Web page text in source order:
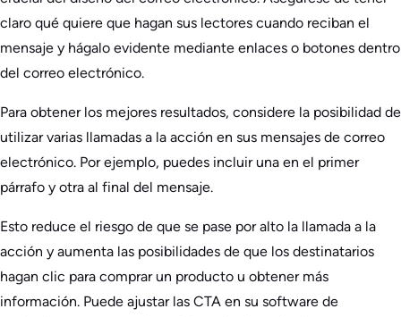
claro qué quiere que hagan sus lectores cuando reciban el
mensaje y hágalo evidente mediante enlaces o botones dentro
del correo electrónico.
Para obtener los mejores resultados, considere la posibilidad de
utilizar varias llamadas a la acción en sus mensajes de correo
electrónico. Por ejemplo, puedes incluir una en el primer
párrafo y otra al final del mensaje.
Esto reduce el riesgo de que se pase por alto la llamada a la
acción y aumenta las posibilidades de que los destinatarios
hagan clic para comprar un producto u obtener más
información. Puede ajustar las CTA en su software de